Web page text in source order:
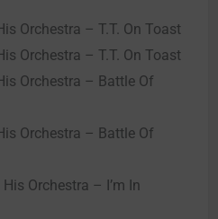
Orchestra – T.T. On Toast
Orchestra – T.T. On Toast
Orchestra – Battle Of
Orchestra – Battle Of
Orchestra – I’m In